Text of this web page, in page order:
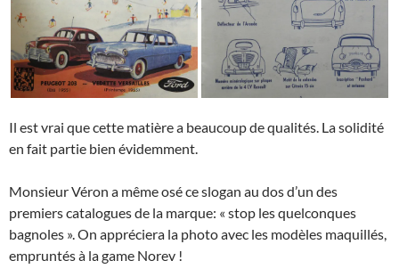
Il est vrai que cette matière a beaucoup de qualités. La solidité
en fait partie bien évidemment.
Monsieur Véron a même osé ce slogan au dos d’un des
premiers catalogues de la marque: « stop les quelconques
bagnoles ». On appréciera la photo avec les modèles maquillés,
empruntés à la game Norev !